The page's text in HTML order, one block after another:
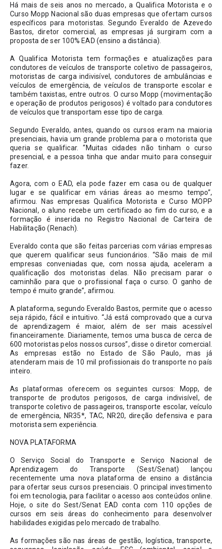
Há mais de seis anos no mercado, a Qualifica Motorista e o
Curso Mopp Nacional são duas empresas que ofertam cursos
específicos para motoristas. Segundo Everaldo de Azevedo
Bastos, diretor comercial, as empresas já surgiram com a
proposta de ser 100% EAD (ensino a distância).
A Qualifica Motorista tem formações e atualizações para
condutores de veículos de transporte coletivo de passageiros,
motoristas de carga indivisível, condutores de ambulâncias e
veículos de emergência, de veículos de transporte escolar e
também taxistas, entre outros. O curso Mopp (movimentação
e operação de produtos perigosos) é voltado para condutores
de veículos que transportam esse tipo de carga.
Segundo Everaldo, antes, quando os cursos eram na maioria
presenciais, havia um grande problema para o motorista que
queria se qualificar. “Muitas cidades não tinham o curso
presencial, e a pessoa tinha que andar muito para conseguir
fazer.
Agora, com o EAD, ela pode fazer em casa ou de qualquer
lugar e se qualificar em várias áreas ao mesmo tempo”,
afirmou. Nas empresas Qualifica Motorista e Curso MOPP
Nacional, o aluno recebe um certificado ao fim do curso, e a
formação é inserida no Registro Nacional de Carteira de
Habilitação (Renach).
Everaldo conta que são feitas parcerias com várias empresas
que querem qualificar seus funcionários. “São mais de mil
empresas conveniadas que, com nossa ajuda, aceleram a
qualificação dos motoristas delas. Não precisam parar o
caminhão para que o profissional faça o curso. O ganho de
tempo é muito grande”, afirmou.
A plataforma, segundo Everaldo Bastos, permite que o acesso
seja rápido, fácil e intuitivo. “Já está comprovado que a curva
de aprendizagem é maior, além de ser mais acessível
financeiramente. Diariamente, temos uma busca de cerca de
600 motoristas pelos nossos cursos”, disse o diretor comercial.
As empresas estão no Estado de São Paulo, mas já
atenderam mais de 10 mil profissionais do transporte no país
inteiro.
As plataformas oferecem os seguintes cursos: Mopp, de
transporte de produtos perigosos, de carga indivisível, de
transporte coletivo de passageiros, transporte escolar, veículo
de emergência, NR35*, TAC, NR20, direção defensiva e para
motorista sem experiência.
NOVA PLATAFORMA
O Serviço Social do Transporte e Serviço Nacional de
Aprendizagem do Transporte (Sest/Senat) lançou
recentemente uma nova plataforma de ensino a distância
para ofertar seus cursos presenciais. O principal investimento
foi em tecnologia, para facilitar o acesso aos conteúdos online.
Hoje, o site do Sest/Senat EAD conta com 110 opções de
cursos em seis áreas do conhecimento para desenvolver
habilidades exigidas pelo mercado de trabalho.
As formações são nas áreas de gestão, logística, transporte,